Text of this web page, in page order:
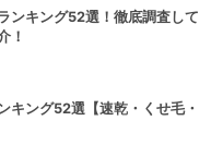
ンキング52選！徹底調査して
！
キング52選【速乾・くせ毛・